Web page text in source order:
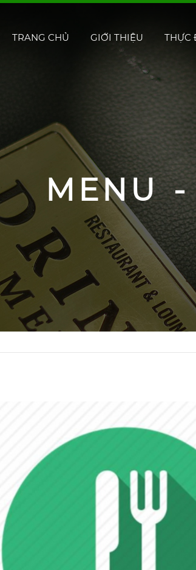
TRANG CHỦ GIỚI THIỆU THỰC
MENU